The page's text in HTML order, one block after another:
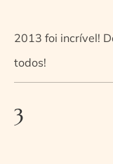
2013 foi incrível!
todos!
3